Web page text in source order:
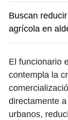
Buscan
agrícola en
El funcionario
contempla la
directamente
urbanos,